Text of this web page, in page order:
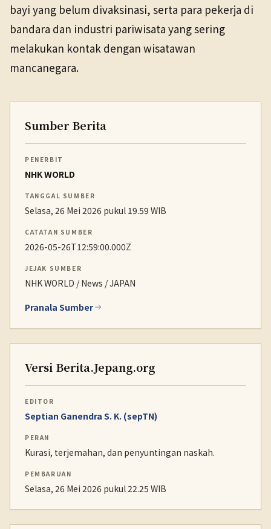
bayi yang belum divaksinasi, serta para pekerja di
bandara dan industri pariwisata yang sering
melakukan kontak dengan wisatawan
mancanegara.
Sumber Berita
PENERBIT
NHK WORLD
TANGGAL SUMBER
Selasa, 26 Mei 2026 pukul 19.59 WIB
CATATAN SUMBER
2026-05-26T12:59:00.000Z
JEJAK SUMBER
NHK WORLD / News / JAPAN
Pranala Sumber
Versi Berita.Jepang.org
EDITOR
Septian Ganendra S. K. (sepTN)
PERAN
Kurasi, terjemahan, dan penyuntingan naskah.
PEMBARUAN
Selasa, 26 Mei 2026 pukul 22.25 WIB